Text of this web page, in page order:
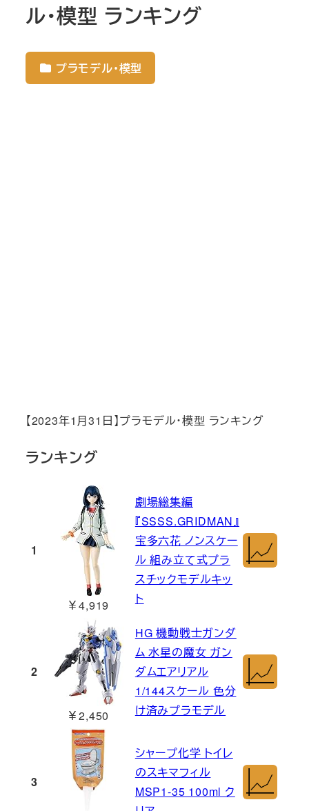
ル・模型 ランキング
プラモデル・模型
【2023年1月31日】プラモデル・模型 ランキング
ランキング
1
￥4,919
劇場総集編
『SSSS.GRIDMAN』
宝多六花 ノンスケー
ル 組み立て式プラ
スチックモデルキッ
ト
2
￥2,450
HG 機動戦士ガンダ
ム 水星の魔女 ガン
ダムエアリアル
1/144スケール 色分
け済みプラモデル
3
シャープ化学 トイレ
のスキマフィル
MSP1-35 100ml ク